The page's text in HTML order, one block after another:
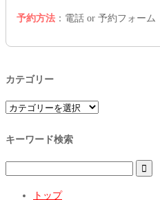
予約方法 ：電話 or 予約フォーム
カテゴリー
カ
ゴ
キーワード検索

トップ